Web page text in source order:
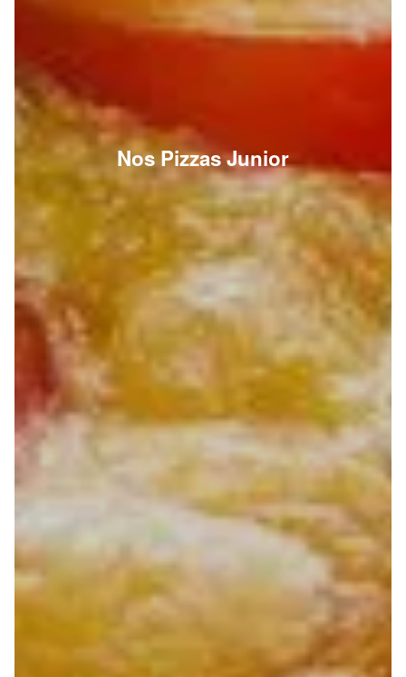
Nos Pizzas Junior